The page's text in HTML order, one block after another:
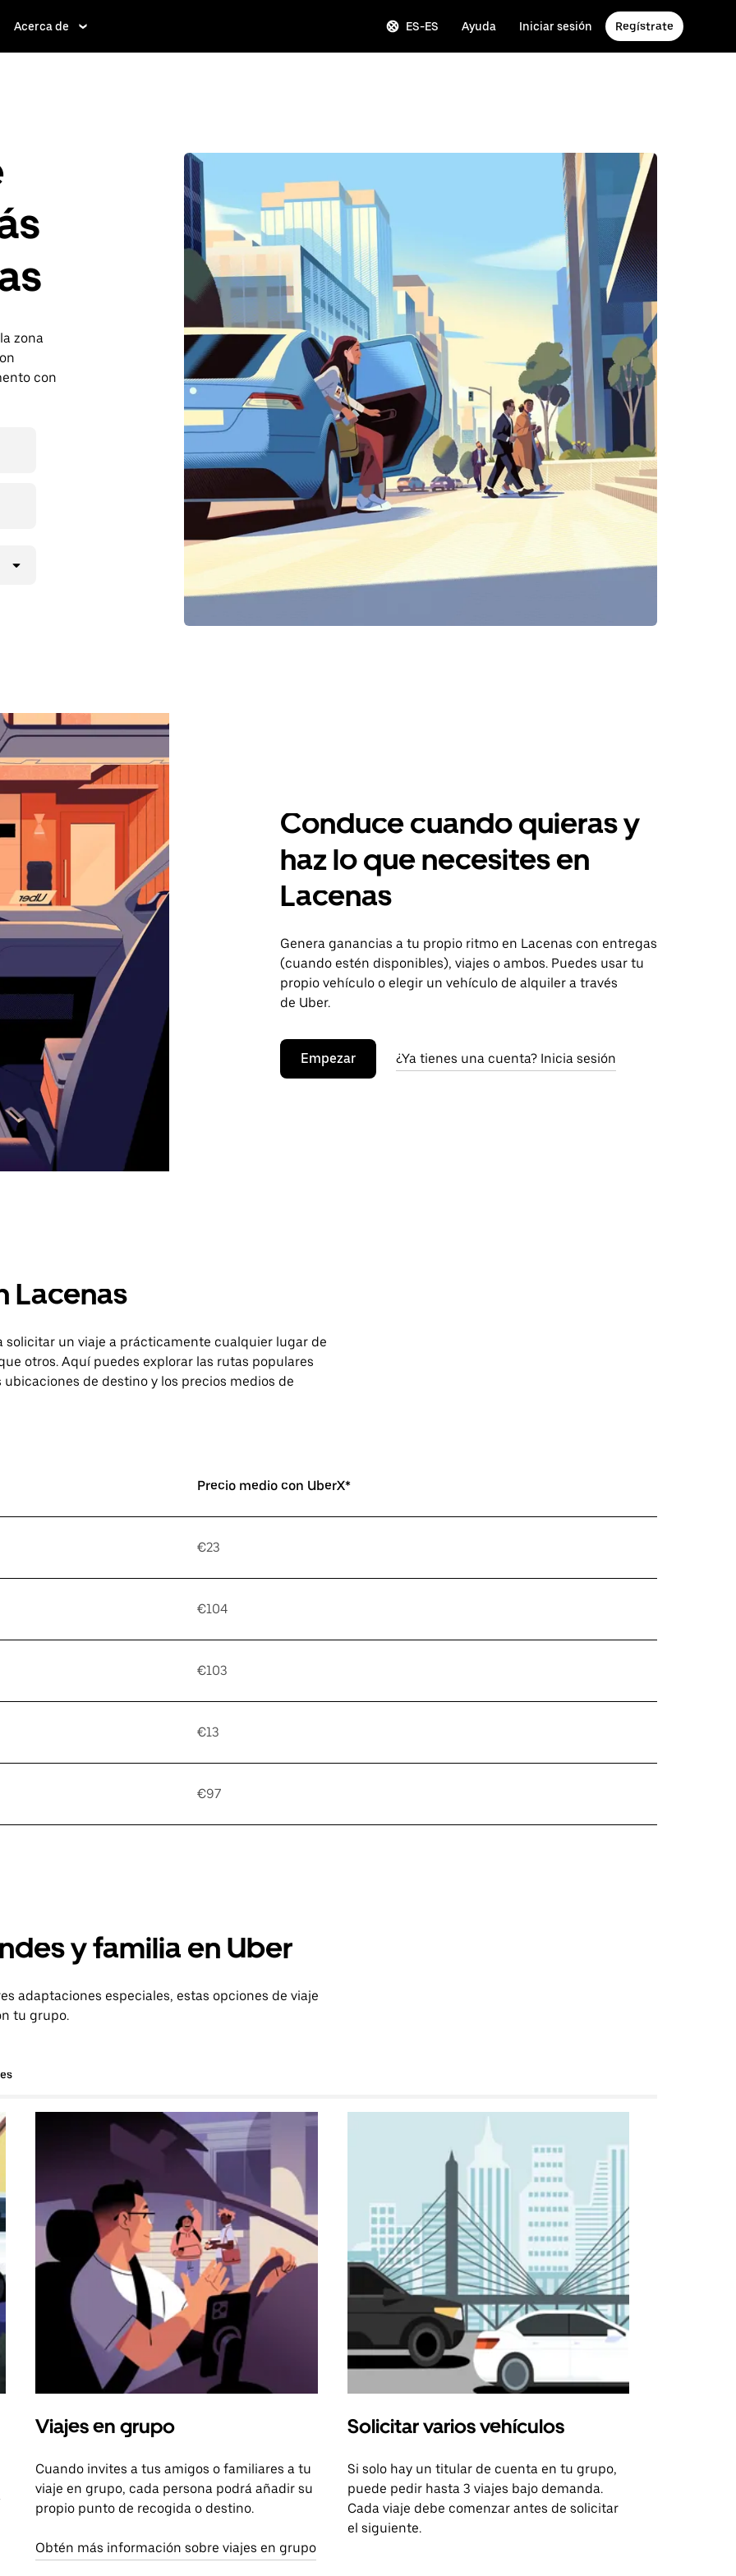
Acerca de ES-ES Ayuda Iniciar sesión Regístrate
zona
con
Conduce cuando quieras y
haz lo que necesites en
Lacenas
Genera ganancias a tu propio ritmo en Lacenas con entregas
(cuando estén disponibles), viajes o ambos. Puedes usar tu
propio vehículo o elegir un vehículo de alquiler a través
de Uber.
Empezar ¿Ya tienes una cuenta? Inicia sesión
Lacenas
un viaje a prácticamente cualquier lugar de
otros. Aquí puedes explorar las rutas populares
de destino y los precios medios de
Precio medio con UberX*
€23
€104
€103
€13
€97
y familia en Uber
adaptaciones especiales, estas opciones de viaje
tu grupo.
Viajes en grupo
Cuando invites a tus amigos o familiares a tu
viaje en grupo, cada persona podrá añadir su
propio punto de recogida o destino.
Obtén más información sobre viajes en grupo
Solicitar varios vehículos
Si solo hay un titular de cuenta en tu grupo,
puede pedir hasta 3 viajes bajo demanda.
Cada viaje debe comenzar antes de solicitar
el siguiente.